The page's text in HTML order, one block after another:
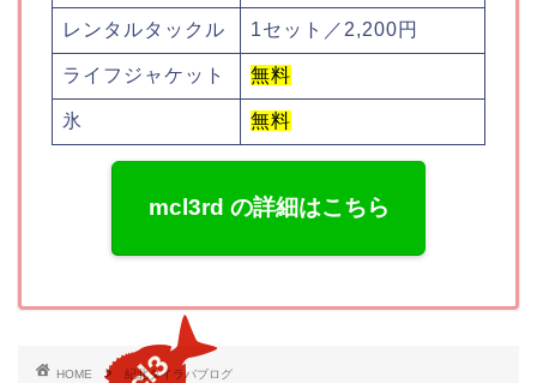
レンタルタックル 1セット／2,200円
ライフジャケット 無料
氷 無料
mcl3rd の詳細はこちら
HOME
紀北タイラバブログ